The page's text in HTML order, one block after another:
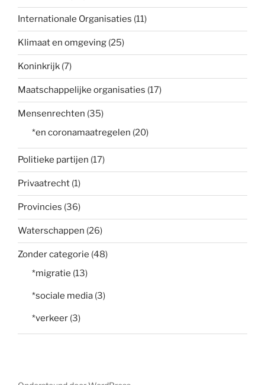
Internationale Organisaties (11)
Klimaat en omgeving (25)
Koninkrijk (7)
Maatschappelijke organisaties (17)
Mensenrechten (35)
*en coronamaatregelen (20)
Politieke partijen (17)
Privaatrecht (1)
Provincies (36)
Waterschappen (26)
Zonder categorie (48)
*migratie (13)
*sociale media (3)
*verkeer (3)